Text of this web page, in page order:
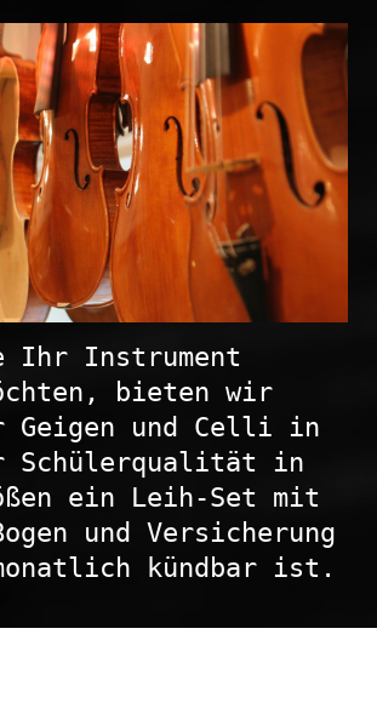
Ihr Instrument
bieten wir
Geigen und Celli in
Schülerqualität in
ein Leih-Set mit
und Versicherung